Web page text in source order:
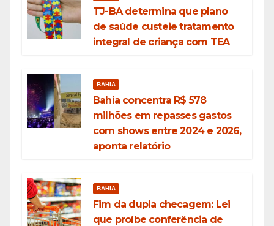
TJ-BA determina que plano
de saúde custeie tratamento
integral de criança com TEA
BAHIA
Bahia concentra R$ 578
milhões em repasses gastos
com shows entre 2024 e 2026,
aponta relatório
BAHIA
Fim da dupla checagem: Lei
que proíbe conferência de